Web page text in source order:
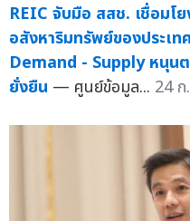
REIC จับมือ สสช. เชื่อมโ
อสังหาริมทรัพย์ของประเท
Demand - Supply หนุน
ยั่งยืน — ศูนย์ข้อมูล... 24 ก